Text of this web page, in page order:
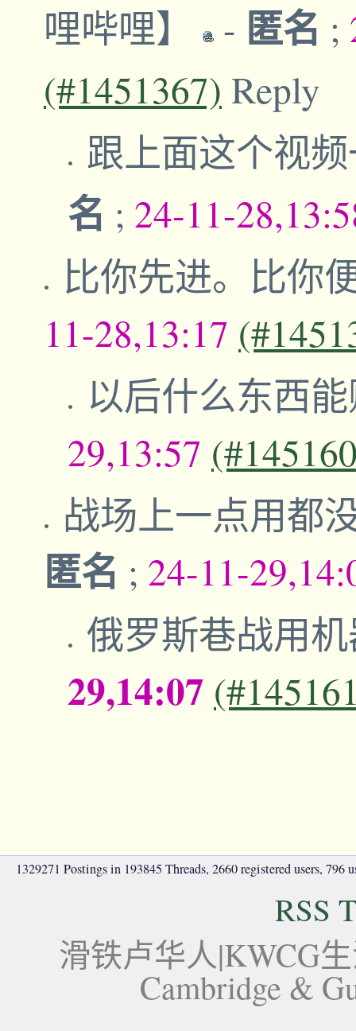
哩哔哩】 - 匿名 ;
(#1451367) Reply
跟上面这个视
名 ; 24-11-
比你先进。比你
11-28,13:17
以后什么东西
29,13:57
战场上一点用都
匿名 ; 24-11-
俄罗斯巷战用
29,14:07
1329271 Postings in 193845 Threads, 2660 registered users, 796
RSS
滑铁卢华人|KWCG
Cambridge &